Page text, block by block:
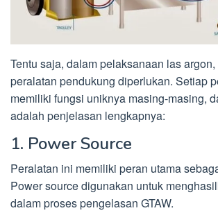
Tentu saja, dalam pelaksanaan las
peralatan pendukung diperlukan. Setiap
memiliki fungsi uniknya masing-masing,
adalah penjelasan lengkapnya:
1. Power Source
Peralatan ini memiliki peran utama
Power source digunakan untuk
dalam proses pengelasan GTAW.